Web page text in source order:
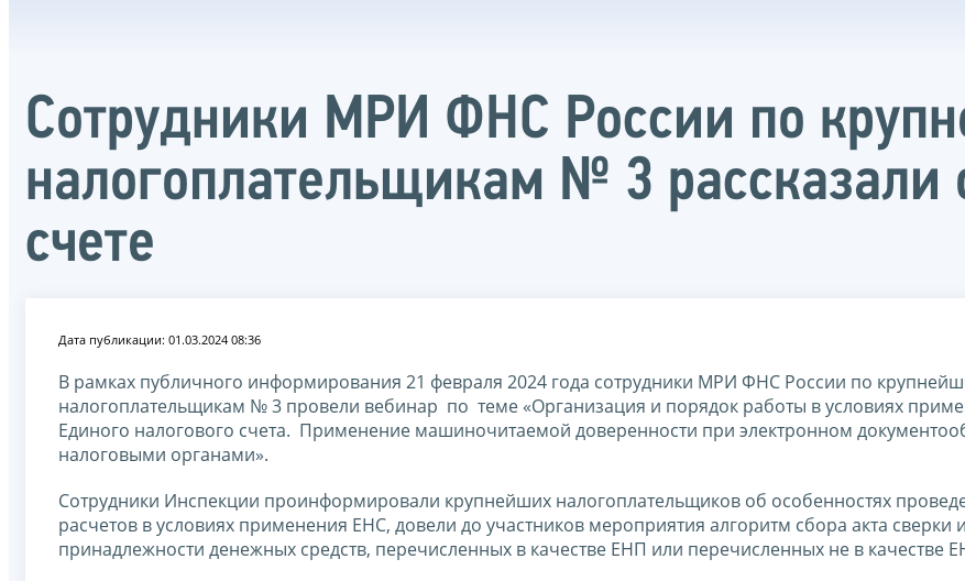
Сотрудники МРИ ФНС России по
налогоплательщикам № 3 рассказали
счете
Дата публикации: 01.03.2024 08:36
В рамках публичного информирования 21 февраля 2024 года сотрудники МРИ ФНС России по
налогоплательщикам № 3 провели вебинар по теме «Организация и порядок работы в условиях
Единого налогового счета. Применение машиночитаемой доверенности при электронном
налоговыми органами».
Сотрудники Инспекции проинформировали крупнейших налогоплательщиков об особенностях
расчетов в условиях применения ЕНС, довели до участников мероприятия алгоритм сбора акта сверки
принадлежности денежных средств, перечисленных в качестве ЕНП или перечисленных не в качестве